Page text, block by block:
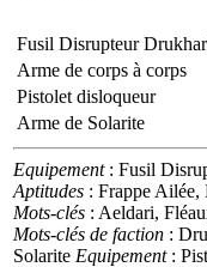
Fusil Disrupteur
Arme de corps à corps
Pistolet disloqueur
Arme de Solarite
Equipement: Fusil
Aptitudes : Frappe Ailée,
Mots-clés : Aeldari,
Mots-clés de faction :
Solarite Equipement: